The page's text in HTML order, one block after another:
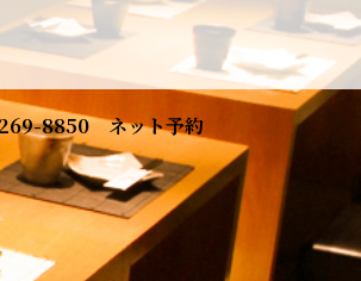
8850 ネット予約